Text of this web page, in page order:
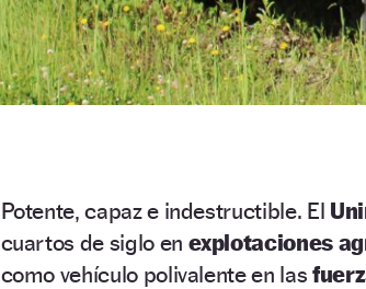
Potente, capaz e indestructible. El
cuartos de siglo en explotaciones
como vehículo polivalente en las